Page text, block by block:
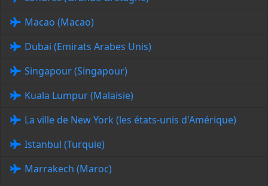
Macao (Macao)
Dubai (Emirats Arabes Unis)
Singapour (Singapour)
Kuala Lumpur (Malaisie)
La ville de New York (les états-unis d'Amérique)
Istanbul (Turquie)
Marrakech (Maroc)